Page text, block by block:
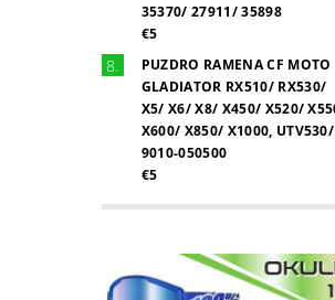
35370/ 27911/ 35898
€5
PUZDRO RAMENA CF MOTO
GLADIATOR RX510/ RX530/
X5/ X6/ X8/ X450/ X520/
X600/ X850/ X1000,
9010-050500
€5